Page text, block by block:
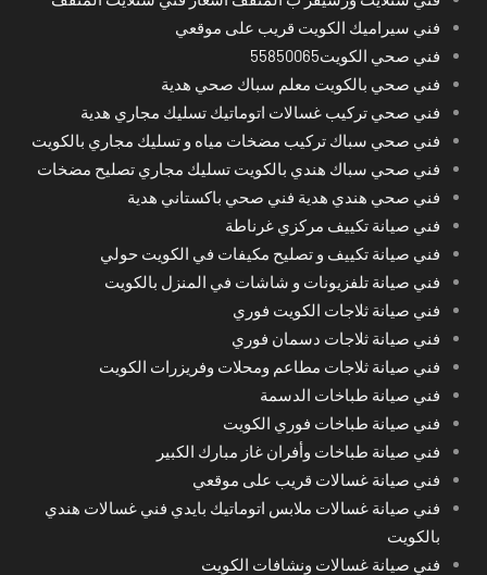
فني سيراميك الكويت قريب على موقعي
فني صحي الكويت55850065
فني صحي بالكويت معلم سباك صحي هدية
فني صحي تركيب غسالات اتوماتيك تسليك مجاري هدية
فني صحي سباك تركيب مضخات مياه و تسليك مجاري بالكويت
فني صحي سباك هندي بالكويت تسليك مجاري تصليح مضخات
فني صحي هندي هدية فني صحي باكستاني هدية
فني صيانة تكييف مركزي غرناطة
فني صيانة تكييف و تصليح مكيفات في الكويت حولي
فني صيانة تلفزيونات و شاشات في المنزل بالكويت
فني صيانة ثلاجات الكويت فوري
فني صيانة ثلاجات دسمان فوري
فني صيانة ثلاجات مطاعم ومحلات وفريزرات الكويت
فني صيانة طباخات الدسمة
فني صيانة طباخات فوري الكويت
فني صيانة طباخات وأفران غاز مبارك الكبير
فني صيانة غسالات قريب على موقعي
فني صيانة غسالات ملابس اتوماتيك بايدي فني غسالات هندي
بالكويت
فني صيانة غسالات ونشافات الكويت